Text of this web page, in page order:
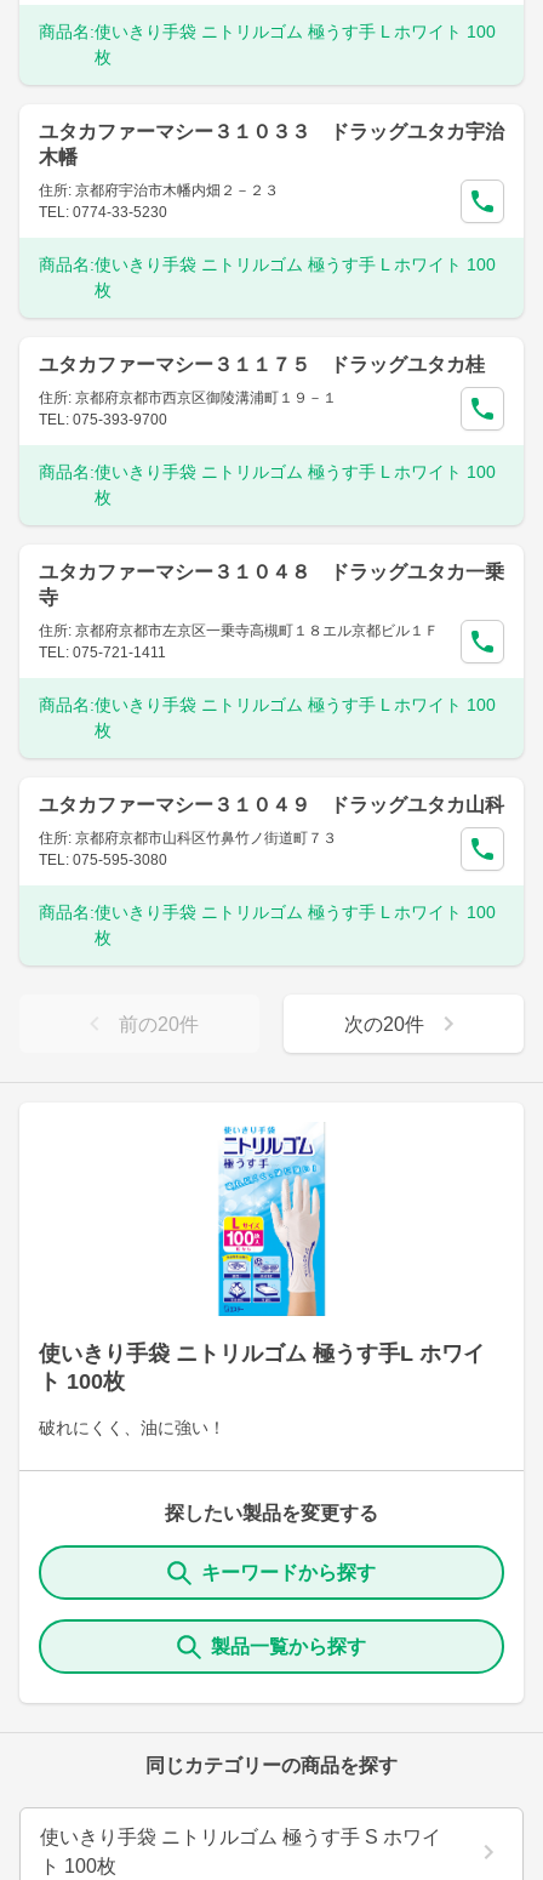
使いきり手袋 ニトリルゴム 極うす手L ホワイ
ト 100枚
破れにくく、油に強い！
探したい製品を変更する
キーワードから探す
製品一覧から探す
同じカテゴリーの商品を探す
使いきり手袋 ニトリルゴム 極うす手 S ホワイ
ト 100枚
商品名:使いきり手袋 ニトリルゴム 極うす手 L ホワイト 100
枚
ユタカファーマシー３１０３３ ドラッグユタカ宇治
木幡
住所: 京都府宇治市木幡内畑２－２３
TEL: 0774-33-5230
商品名:使いきり手袋 ニトリルゴム 極うす手 L ホワイト 100
枚
ユタカファーマシー３１１７５ ドラッグユタカ桂
住所: 京都府京都市西京区御陵溝浦町１９－１
TEL: 075-393-9700
商品名:使いきり手袋 ニトリルゴム 極うす手 L ホワイト 100
枚
ユタカファーマシー３１０４８ ドラッグユタカ一乗
寺
住所: 京都府京都市左京区一乗寺高槻町１８エル京都ビル１Ｆ
TEL: 075-721-1411
商品名:使いきり手袋 ニトリルゴム 極うす手 L ホワイト 100
枚
ユタカファーマシー３１０４９ ドラッグユタカ山科
住所: 京都府京都市山科区竹鼻竹ノ街道町７３
TEL: 075-595-3080
商品名:使いきり手袋 ニトリルゴム 極うす手 L ホワイト 100
枚
前の20件 次の20件